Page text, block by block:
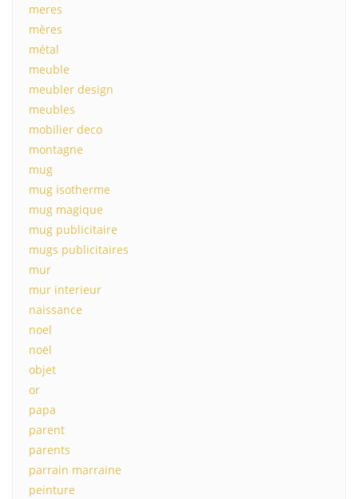
meres
mères
métal
meuble
meubler design
meubles
mobilier deco
montagne
mug
mug isotherme
mug magique
mug publicitaire
mugs publicitaires
mur
mur interieur
naissance
noel
noël
objet
or
papa
parent
parents
parrain marraine
peinture